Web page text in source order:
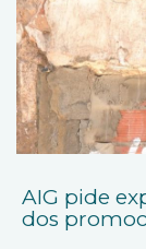
AIG pide
dos